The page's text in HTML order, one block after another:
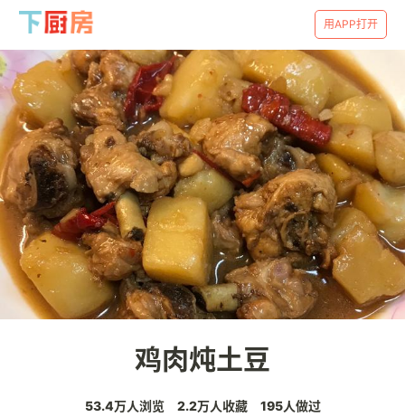
用APP打开
鸡肉炖土豆
53.4万人浏览 2.2万人收藏 195人做过